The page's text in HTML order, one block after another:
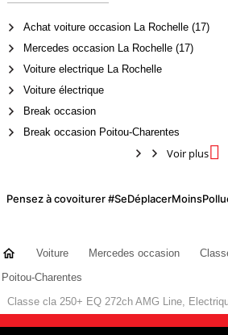
Achat voiture occasion La Rochelle (17)
Mercedes occasion La Rochelle (17)
Voiture electrique La Rochelle
Voiture électrique
Break occasion
Break occasion Poitou-Charentes
Voir plus
Pensez à covoiturer
Voiture Mercedes occasion
Poitou-Charentes
Classe cla 250+ EQ 272ch AMG Line,